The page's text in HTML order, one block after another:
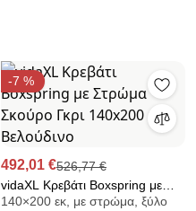
-7 %
492,01 €526,77 €
vidaXL Κρεβάτι Boxspring με
Στρώμα Σκούρο Γκρι 140x200
140×200 εκ, με στρώμα, ξύλο